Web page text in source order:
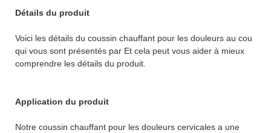
Détails du produit
Voici les détails du coussin chauffant pour les douleurs au cou
qui vous sont présentés par Et cela peut vous aider à mieux
comprendre les détails du produit.
Application du produit
Notre coussin chauffant pour les douleurs cervicales a une